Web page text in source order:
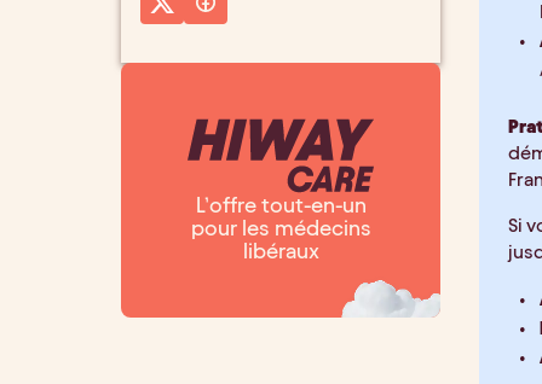
L’offre tout-en-un
pour les médecins
libéraux
Si